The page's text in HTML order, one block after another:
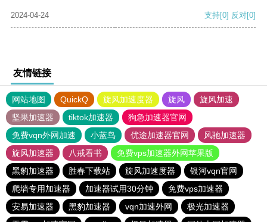
2024-04-24 支持[0] 反对[0]
友情链接
网站地图 QuickQ 旋风加速度器 旋风
旋风加速
坚果加速器
tiktok加速器
狗急加速器官网
免费vqn外网加速
小蓝鸟 优途加速器官网
风驰加速器
旋风加速器
八戒看书
免费vps加速器外网苹果版
黑豹加速器
胜春下载站 旋风加速度器
银河vqn官网
爬墙专用加速器
加速器试用30分钟
免费vps加速器
安易加速器
黑豹加速器 vqn加速外网
极光加速器